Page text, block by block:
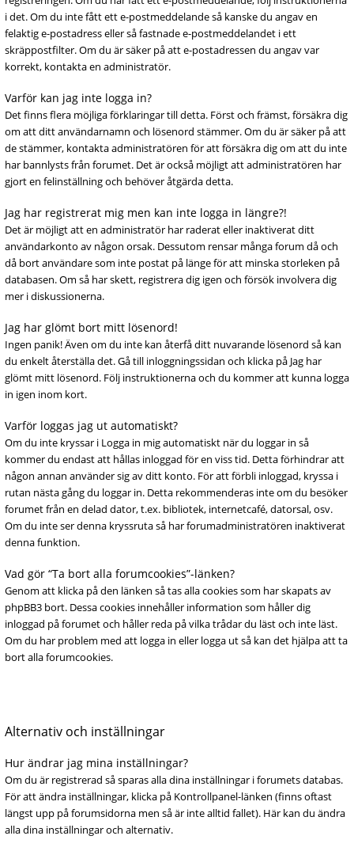
i det. Om du inte fått ett e-postmeddelande så kanske du angav en
felaktig e-postadress eller så fastnade e-postmeddelandet i ett
skräppostfilter. Om du är säker på att e-postadressen du angav var
korrekt, kontakta en administratör.
Varför kan jag inte logga in?
Det finns flera möjliga förklaringar till detta. Först och främst, försäkra dig
om att ditt användarnamn och lösenord stämmer. Om du är säker på att
de stämmer, kontakta administratören för att försäkra dig om att du inte
har bannlysts från forumet. Det är också möjligt att administratören har
gjort en felinställning och behöver åtgärda detta.
Jag har registrerat mig men kan inte logga in längre?!
Det är möjligt att en administratör har raderat eller inaktiverat ditt
användarkonto av någon orsak. Dessutom rensar många forum då och
då bort användare som inte postat på länge för att minska storleken på
databasen. Om så har skett, registrera dig igen och försök involvera dig
mer i diskussionerna.
Jag har glömt bort mitt lösenord!
Ingen panik! Även om du inte kan återfå ditt nuvarande lösenord så kan
du enkelt återställa det. Gå till inloggningssidan och klicka på Jag har
glömt mitt lösenord. Följ instruktionerna och du kommer att kunna logga
in igen inom kort.
Varför loggas jag ut automatiskt?
Om du inte kryssar i Logga in mig automatiskt när du loggar in så
kommer du endast att hållas inloggad för en viss tid. Detta förhindrar att
någon annan använder sig av ditt konto. För att förbli inloggad, kryssa i
rutan nästa gång du loggar in. Detta rekommenderas inte om du besöker
forumet från en delad dator, t.ex. bibliotek, internetcafé, datorsal, osv.
Om du inte ser denna kryssruta så har forumadministratören inaktiverat
denna funktion.
Vad gör “Ta bort alla forumcookies”-länken?
Genom att klicka på den länken så tas alla cookies som har skapats av
phpBB3 bort. Dessa cookies innehåller information som håller dig
inloggad på forumet och håller reda på vilka trådar du läst och inte läst.
Om du har problem med att logga in eller logga ut så kan det hjälpa att ta
bort alla forumcookies.
Alternativ och inställningar
Hur ändrar jag mina inställningar?
Om du är registrerad så sparas alla dina inställningar i forumets databas.
För att ändra inställningar, klicka på Kontrollpanel-länken (finns oftast
längst upp på forumsidorna men så är inte alltid fallet). Här kan du ändra
alla dina inställningar och alternativ.